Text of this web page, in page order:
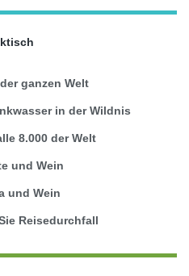
ganzen Welt
in der Wildnis
8.000 der Welt
und Wein
und Wein
Reisedurchfall